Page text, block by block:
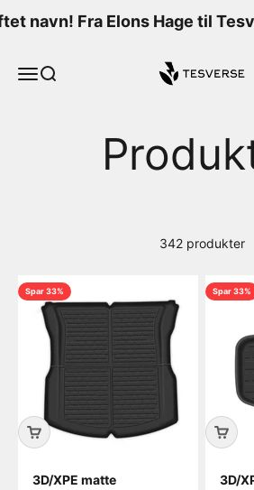
navn! Fra Elons Hage til
Meny
Søk Tesverse
342 produkter
Spar 33%
3D/XPE matte
Spar 33%
3D/